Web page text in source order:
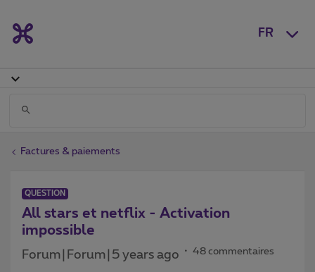
FR
Factures & paiements
QUESTION
All stars et netflix - Activation
impossible
Forum|Forum|5 years ago 48 commentaires